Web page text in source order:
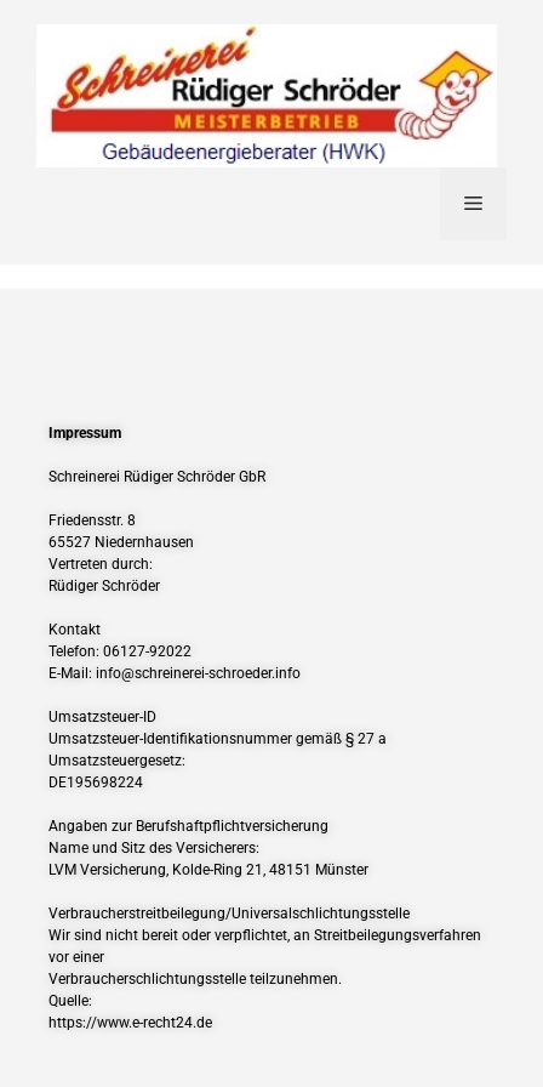
Impressum
Schreinerei Rüdiger Schröder GbR
Friedensstr. 8
65527 Niedernhausen
Vertreten durch:
Rüdiger Schröder
Kontakt
Telefon: 06127-92022
E-Mail: info@schreinerei-schroeder.info
Umsatzsteuer-ID
Umsatzsteuer-Identifikationsnummer gemäß § 27 a
Umsatzsteuergesetz:
DE195698224
Angaben zur Berufshaftpflichtversicherung
Name und Sitz des Versicherers:
LVM Versicherung, Kolde-Ring 21, 48151 Münster
Verbraucherstreitbeilegung/Universalschlichtungsstelle
Wir sind nicht bereit oder verpflichtet, an Streitbeilegungsverfahren
vor einer
Verbraucherschlichtungsstelle teilzunehmen.
Quelle:
https://www.e-recht24.de